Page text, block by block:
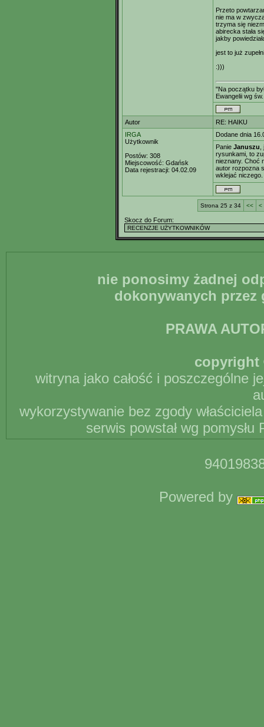
Przeto
nie ma w
trzyma się
abirecka stała
jakby
jest to już
:)))
"Na początku
Ewangelii wg
Autor
RE: HAIKU
IRGA
Użytkownik
Postów: 308
Miejscowość: Gdańsk
Data rejestracji: 04.02.09
Dodane dnia
Panie Januszu
rysunkami, to
nieznany. Choć
autor rozpozna
wklejać
Strona 25 z 34 << <
Skocz do Forum:
nie ponosimy żadnej
dokonywanych
PRAWA
copyright
witryna jako całość i poszczególne
wykorzystywanie bez zgody
serwis powstał wg
Powered by